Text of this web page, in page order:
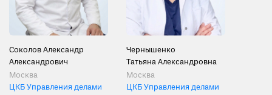
Соколов Александр
Александрович
Москва
ЦКБ Управления делами
Чернышенко
Татьяна Александровна
Москва
ЦКБ Управления делами